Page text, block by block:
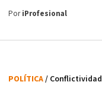
PoriProfesional
POLÍTICA/ Conflictividad